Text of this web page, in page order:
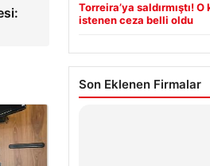
Torreira’ya saldırmıştı!
istenen ceza belli oldu
Son Eklenen Firmalar